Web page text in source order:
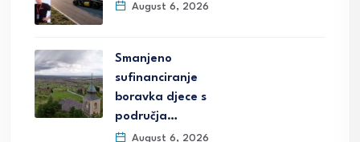
August 6, 2026
Smanjeno
sufinanciranje
boravka djece s
područja…
August 6, 2026